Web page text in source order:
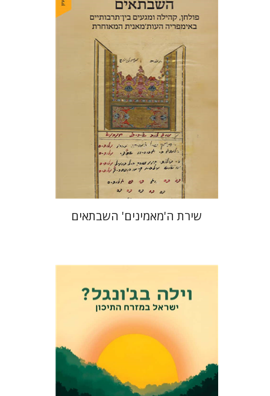
הדר פלדמן סמט
הנחת אתר ספר מודפס
$46
$41
שירת ה'מאמינים' השבתאים
אלי פודה